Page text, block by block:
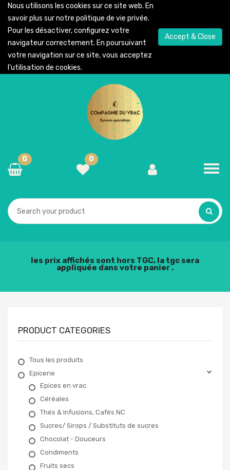
Nous utilisons les cookies sur ce site web. En
savoir plus sur notre politique de vie privée.
Pour les désactiver, configurez votre
navigateur correctement. En poursuivant
votre navigation sur ce site, vous acceptez
l’utilisation de cookies.
Accept & Close
0
0
les prix affichés sont hors TGC, la tgc sera
appliquée dans votre panier .
PRODUCT CATEGORIES
Tous les produits
Epicerie
Epices en vrac
Céréales
Thés & Infusions, Cafés NC
Sucres/ Sirops / Substituts de sucres
Chocolat - Douceurs
Condiments
Fruits secs